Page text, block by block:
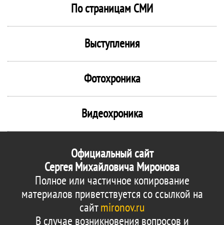
По страницам СМИ
Выступления
Фотохроника
Видеохроника
Официальный сайт
Сергея Михайловича Миронова
Полное или частичное копирование
материалов приветствуется со ссылкой на
сайтmironov.ru
В случае возникновения вопросов и